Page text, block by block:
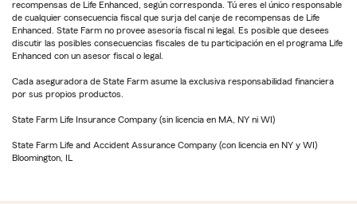
recompensas de Life Enhanced, según corresponda. Tú eres el único responsable
de cualquier consecuencia fiscal que surja del canje de recompensas de Life
Enhanced. State Farm no provee asesoría fiscal ni legal. Es posible que desees
discutir las posibles consecuencias fiscales de tu participación en el programa Life
Enhanced con un asesor fiscal o legal.
Cada aseguradora de State Farm asume la exclusiva responsabilidad financiera
por sus propios productos.
State Farm Life Insurance Company (sin licencia en MA, NY ni WI)
State Farm Life and Accident Assurance Company (con licencia en NY y WI)
Bloomington, IL